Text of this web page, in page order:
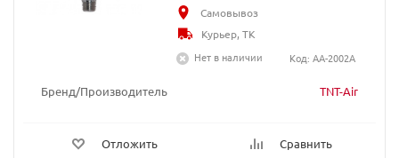
Бренд/Производитель TNT-Air
Отложить Сравнить
Самовывоз
Курьер, ТК
Нет в наличии
Код: AA-2002A